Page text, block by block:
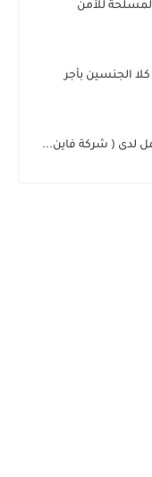
للأمن
الجنسين بأجر
لدى ( شركة فاين...